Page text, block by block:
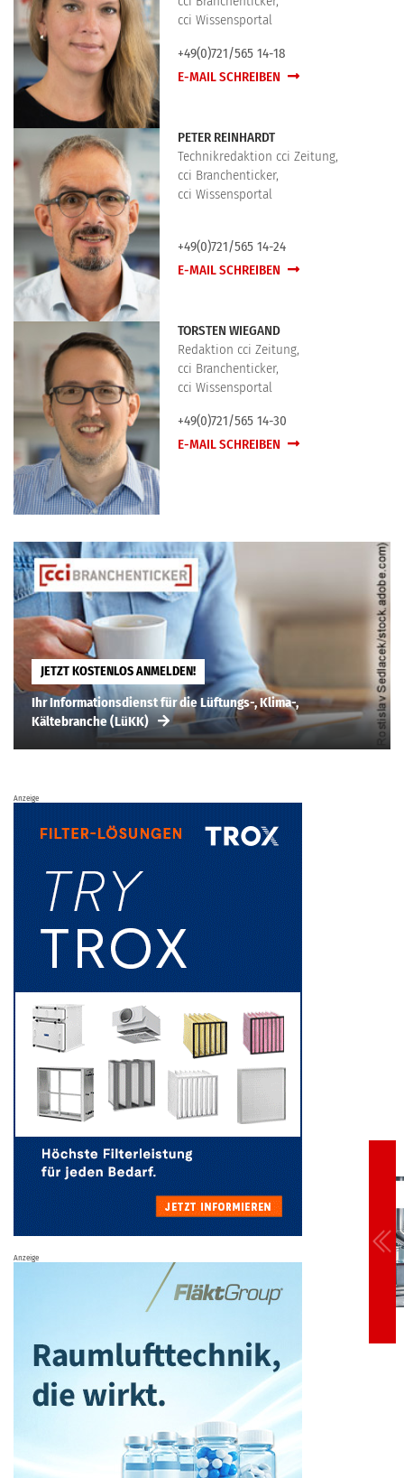
cci Wissensportal
+49(0)721/565 14-18
E-MAIL SCHREIBEN
PETER REINHARDT
Technikredaktion cci Zeitung,
cci Branchenticker,
cci Wissensportal
+49(0)721/565 14-24
E-MAIL SCHREIBEN
TORSTEN WIEGAND
Redaktion cci Zeitung,
cci Branchenticker,
cci Wissensportal
+49(0)721/565 14-30
E-MAIL SCHREIBEN
JETZT KOSTENLOS ANMELDEN!
Ihr Informationsdienst für die Lüftungs-, Klima-,
Kältebranche (LüKK)
Anzeige
Anzeige